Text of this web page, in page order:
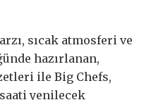
sıcak atmosferi ve
hazırlanan,
ile Big Chefs,
yenilecek